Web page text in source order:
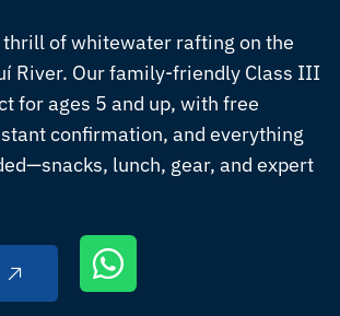
thrill of whitewater rafting on the
River. Our family-friendly Class III
for ages 5 and up, with free
confirmation, and everything
lunch, gear, and expert